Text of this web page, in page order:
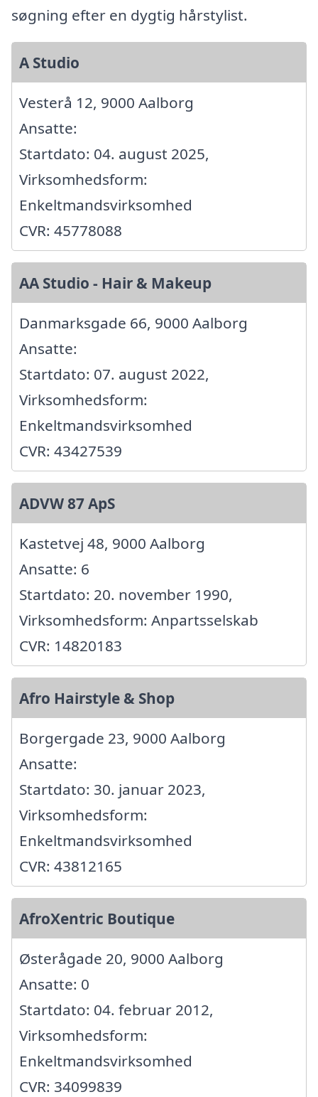
søgning efter en dygtig hårstylist.
A Studio
Vesterå 12, 9000 Aalborg
Ansatte:
Startdato: 04. august 2025,
Virksomhedsform:
Enkeltmandsvirksomhed
CVR: 45778088
AA Studio - Hair & Makeup
Danmarksgade 66, 9000 Aalborg
Ansatte:
Startdato: 07. august 2022,
Virksomhedsform:
Enkeltmandsvirksomhed
CVR: 43427539
ADVW 87 ApS
Kastetvej 48, 9000 Aalborg
Ansatte: 6
Startdato: 20. november 1990,
Virksomhedsform: Anpartsselskab
CVR: 14820183
Afro Hairstyle & Shop
Borgergade 23, 9000 Aalborg
Ansatte:
Startdato: 30. januar 2023,
Virksomhedsform:
Enkeltmandsvirksomhed
CVR: 43812165
AfroXentric Boutique
Østerågade 20, 9000 Aalborg
Ansatte: 0
Startdato: 04. februar 2012,
Virksomhedsform:
Enkeltmandsvirksomhed
CVR: 34099839